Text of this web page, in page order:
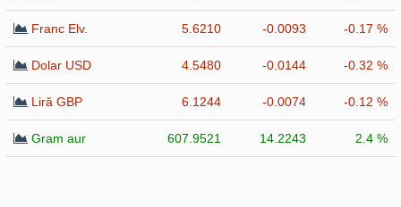
Franc Elv. 5.6210 -0.0093 -0.17 %
Dolar USD 4.5480 -0.0144 -0.32 %
Liră GBP 6.1244 -0.0074 -0.12 %
Gram aur 607.9521 14.2243 2.4 %